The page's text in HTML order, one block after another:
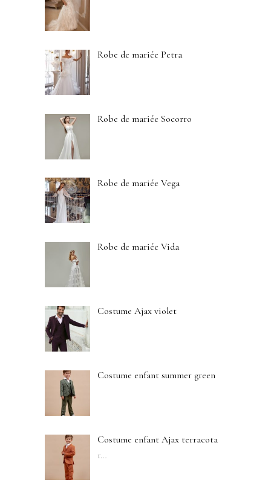
Robe de mariée Petra
Robe de mariée Socorro
Robe de mariée Vega
Robe de mariée Vida
Costume Ajax violet
Costume enfant summer green
Costume enfant Ajax terracota
r…